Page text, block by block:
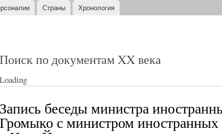
Страны Хронология
Поиск по документам XX века
Loading
Запись беседы министра
Громыко с министром